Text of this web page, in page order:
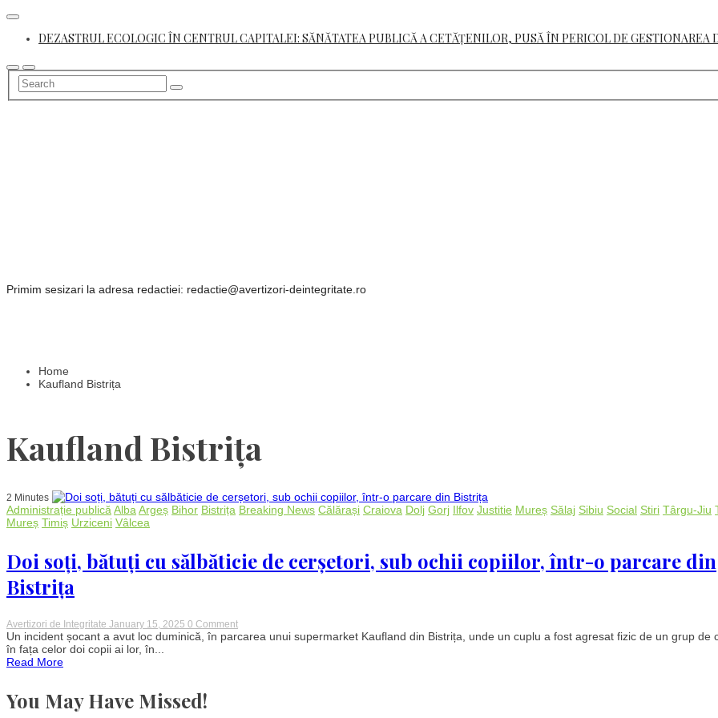
Skip
contentDEZASTRUL ECOLOGIC ÎN CENTRUL CAPITALEI: SĂNĂTATEA PUBLICĂ A CETĂȚENILOR, PUSĂ ÎN PERICOL DE GESTIONAREA
Primim sesizari la adresa redactiei: redactie@avertizori-deintegritate.ro
Home
Kaufland Bistrița
Kaufland Bistrița
2 Minutes
Administrație publicăAlbaArgeș Bihor Bistrița Breaking News Călărași Craiova Dolj Gorj Ilfov Justitie Mureș Sălaj Sibiu Social Stiri Târgu-Jiu
Mureș Timiș Urziceni Vâlcea
Doi soți, bătuți cu sălbăticie de cerșetori, sub ochii copiilor, într-o parcare din
Bistrița
Avertizori de Integritate January 15, 2025 0 Commenton
Doi
Un incident șocant a avut loc duminică, în parcarea unui supermarket Kaufland din Bistrița, unde un cuplu a fost agresat fizic de un grup de
în fața celor doi copii ai lor, în...
Read More
You May Have Missed!